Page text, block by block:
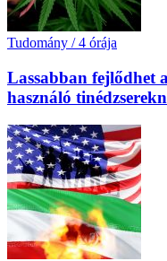
Tudomány / 4 órája
Lassabban fejlődhet
használó